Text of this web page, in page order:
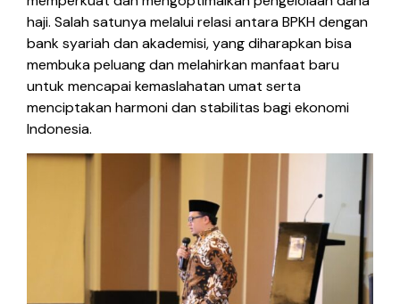
haji. Salah satunya melalui relasi antara BPKH dengan
bank syariah dan akademisi, yang diharapkan bisa
membuka peluang dan melahirkan manfaat baru
untuk mencapai kemaslahatan umat serta
menciptakan harmoni dan stabilitas bagi ekonomi
Indonesia.